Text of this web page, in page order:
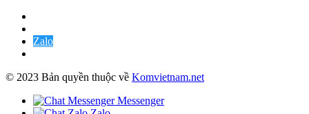
Zalo
© 2023 Bản quyền thuộc về Komvietnam.net
Messenger